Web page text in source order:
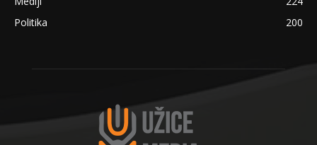
Politika
200